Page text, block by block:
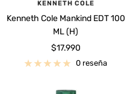
KENNETH COLE
Kenneth Cole Mankind EDT 100
ML (H)
Precio
de
$17.990
0 reseña